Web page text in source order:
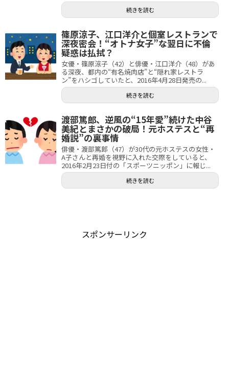
続きを読む
篠原涼子、江口洋介と個室レストランで
深夜密会！“オトナ女子”な翌日に不倫
疑惑は払拭？
女優・篠原涼子（42）と俳優・江口洋介（48）があ
る深夜、都内の“有名焼肉店”と“隠れ家レストラ
ン”をハシゴしていたと、2016年4月28日発売の...
続きを読む
渡部篤郎、逆風の“15年愛”続けた中谷
美紀とまさかの破局！元ホステスと“再
婚説”の裏事情
俳優・渡部篤郎（47）が30代の元ホステスの女性・
A子さんと再婚を視野に入れた交際をしていると、
2016年2月23日付の「スポーツニッポン」に報じ...
続きを読む
スポンサーリンク